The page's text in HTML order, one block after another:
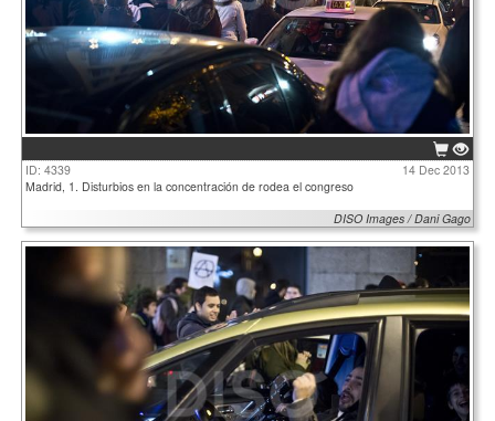
ID: 4339
14 Dec 2013
Madrid, 1. Disturbios en la concentración de rodea el congreso
DISO Images / Dani Gago